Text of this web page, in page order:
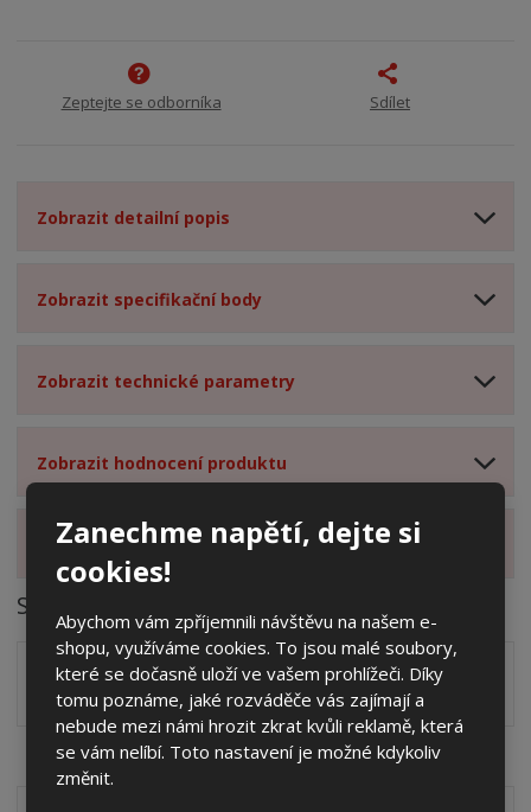
Zanechme napětí, dejte si
cookies!
Abychom vám zpříjemnili návštěvu na našem e-
shopu, využíváme cookies. To jsou malé soubory,
které se dočasně uloží ve vašem prohlížeči. Díky
tomu poznáme, jaké rozváděče vás zajímají a
nebude mezi námi hrozit zkrat kvůli reklamě, která
se vám nelíbí. Toto nastavení je možné kdykoliv
změnit.
Zeptejte se odborníka Sdílet
Zobrazit detailní popis
Zobrazit specifikační body
Zobrazit technické parametry
Zobrazit hodnocení produktu
Zobrazit související produkty
Soubory ke stažení
DWG výkres roštů 3D pro modulární přístroje dwg
(974.02 Kb)